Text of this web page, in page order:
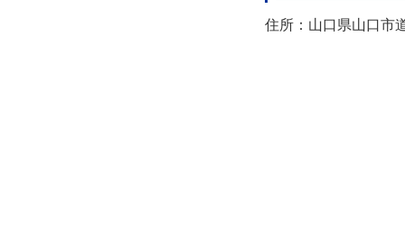
住所：山口県山口市